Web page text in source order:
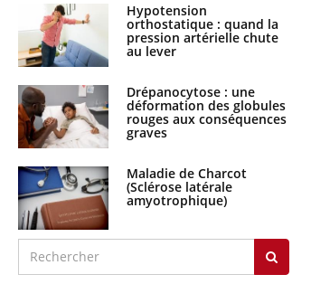
Hypotension
orthostatique : quand la
pression artérielle chute
au lever
Drépanocytose : une
déformation des globules
rouges aux conséquences
graves
Maladie de Charcot
(Sclérose latérale
amyotrophique)